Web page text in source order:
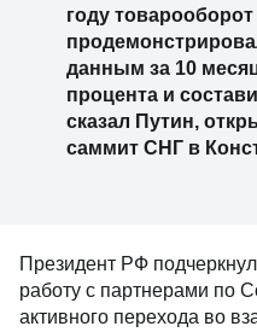
году
данным за 10
процента и
сказал Путин,
саммит СНГ в
Президент РФ
работу с партнерами по
активного перехода во